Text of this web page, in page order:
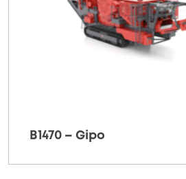
B1470 – Gipo